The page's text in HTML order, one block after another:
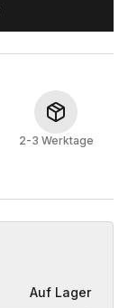
2-3 Werktage
Auf Lager